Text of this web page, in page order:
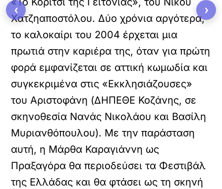
Χατζηαποστόλου. Δύο χρόνια αργότερα,
το καλοκαίρι του 2004 έρχεται μια
πρωτιά στην καριέρα της, όταν για πρώτη
φορά εμφανίζεται σε αττική κωμωδία και
συγκεκριμένα στις «Εκκλησιάζουσες»
του Αριστοφάνη (ΔΗΠΕΘΕ Κοζάνης, σε
σκηνοθεσία Νανάς Νικολάου και Βασίλη
Μυριανθόπουλου). Με την παράσταση
αυτή, η Μάρθα Καραγιάννη ως
Πραξαγόρα θα περιοδεύσει τα Φεστιβάλ
της Ελλάδας και θα φτάσει ως τη σκηνή
‹ ›